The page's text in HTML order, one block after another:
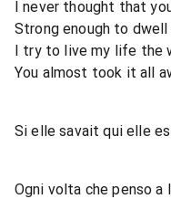
I never thought that
Strong enough to dwell
I try to live my life the
You almost took it all
Si elle savait qui elle
Ogni volta che penso